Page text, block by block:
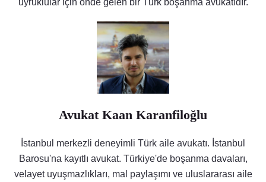
Avukat Kaan Karanfiloğlu
İstanbul merkezli deneyimli Türk aile avukatı. İstanbul
Barosu'na kayıtlı avukat. Türkiye'de boşanma davaları,
velayet uyuşmazlıkları, mal paylaşımı ve uluslararası aile